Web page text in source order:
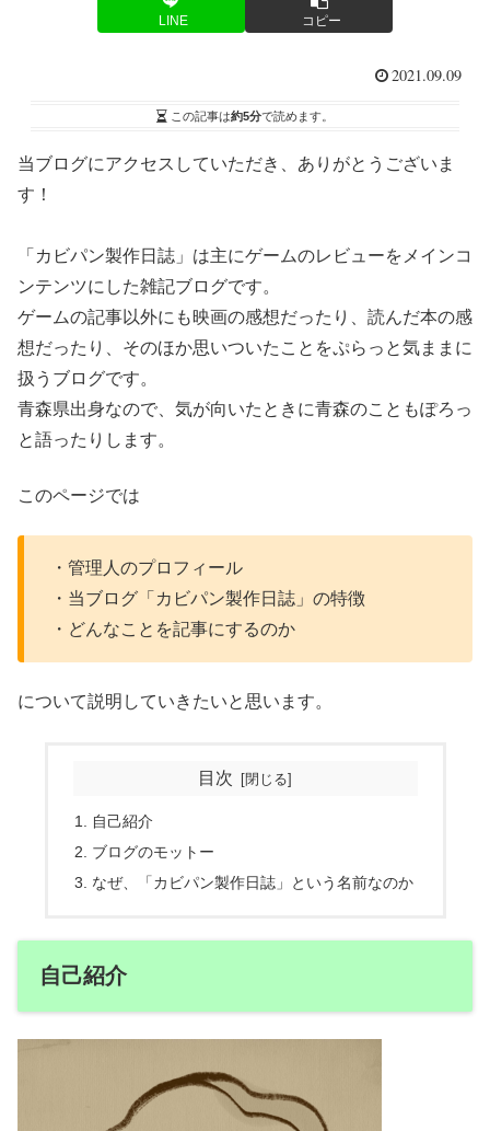
LINE コピー
2021.09.09
この記事は約5分で読めます。
当ブログにアクセスしていただき、ありがとうございま
す！
「カビパン製作日誌」は主にゲームのレビューをメインコ
ンテンツにした雑記ブログです。
ゲームの記事以外にも映画の感想だったり、読んだ本の感
想だったり、そのほか思いついたことをぷらっと気ままに
扱うブログです。
青森県出身なので、気が向いたときに青森のこともぽろっ
と語ったりします。
このページでは
・管理人のプロフィール
・当ブログ「カビパン製作日誌」の特徴
・どんなことを記事にするのか
について説明していきたいと思います。
目次
自己紹介
ブログのモットー
なぜ、「カビパン製作日誌」という名前なのか
自己紹介